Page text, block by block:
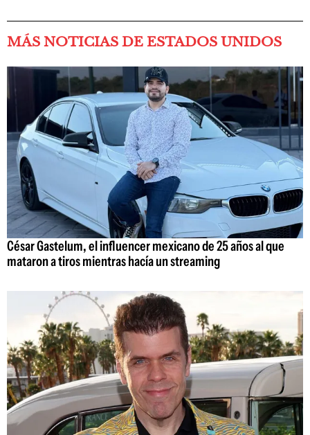
MÁS NOTICIAS DE ESTADOS UNIDOS
César Gastelum, el influencer mexicano de 25 años al que
mataron a tiros mientras hacía un streaming